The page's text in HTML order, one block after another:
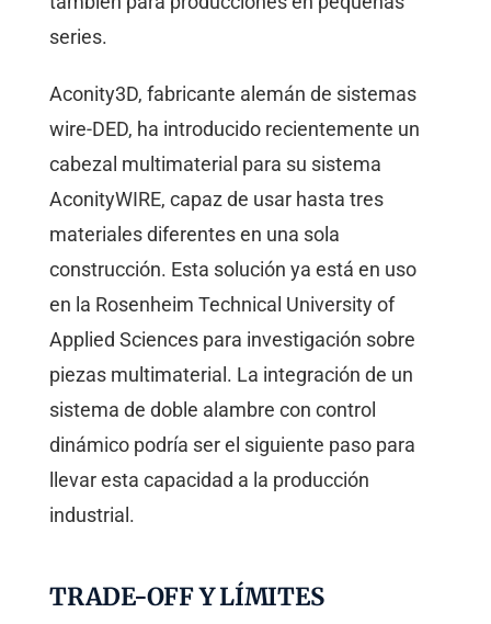
series.
Aconity3D, fabricante alemán de sistemas
wire-DED, ha introducido recientemente un
cabezal multimaterial para su sistema
AconityWIRE, capaz de usar hasta tres
materiales diferentes en una sola
construcción. Esta solución ya está en uso
en la Rosenheim Technical University of
Applied Sciences para investigación sobre
piezas multimaterial. La integración de un
sistema de doble alambre con control
dinámico podría ser el siguiente paso para
llevar esta capacidad a la producción
industrial.
TRADE-OFF Y LÍMITES